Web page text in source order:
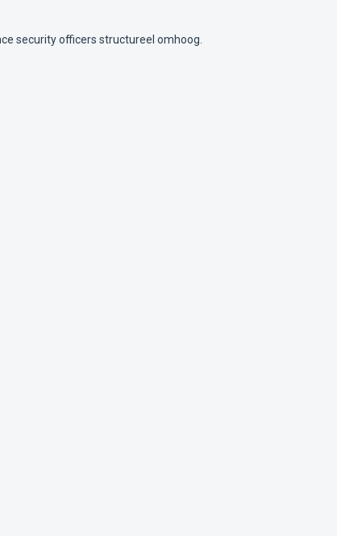
security officers structureel omhoog.